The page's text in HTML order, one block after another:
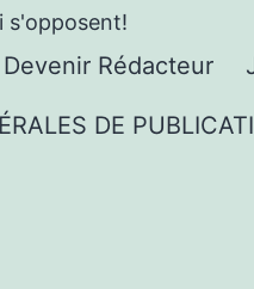
s'opposent!
Devenir Rédacteur
DE